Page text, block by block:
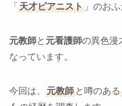
「 天才ピアニスト」のおふ
元教師と 元看護師の異色漫
なっています。
今回は、 元教師と噂のある